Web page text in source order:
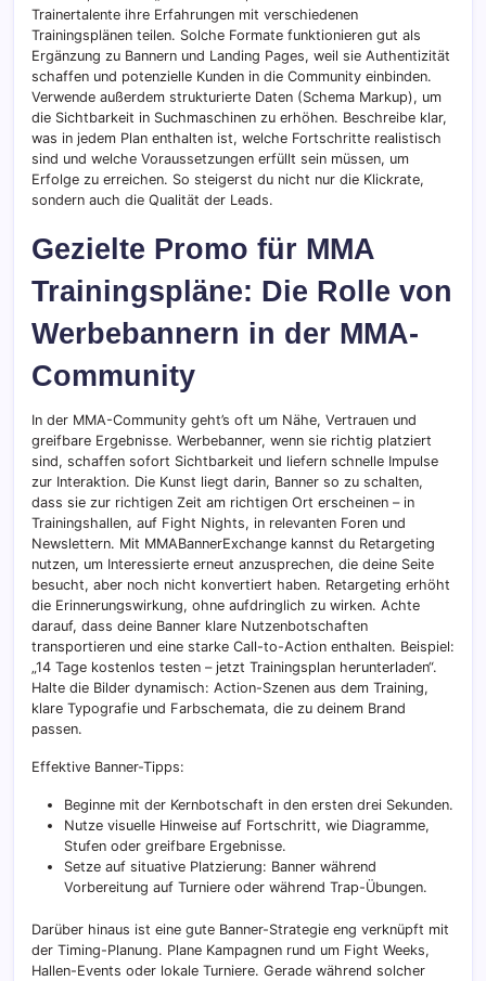
Trainertalente ihre Erfahrungen mit verschiedenen
Trainingsplänen teilen. Solche Formate funktionieren gut als
Ergänzung zu Bannern und Landing Pages, weil sie Authentizität
schaffen und potenzielle Kunden in die Community einbinden.
Verwende außerdem strukturierte Daten (Schema Markup), um
die Sichtbarkeit in Suchmaschinen zu erhöhen. Beschreibe klar,
was in jedem Plan enthalten ist, welche Fortschritte realistisch
sind und welche Voraussetzungen erfüllt sein müssen, um
Erfolge zu erreichen. So steigerst du nicht nur die Klickrate,
sondern auch die Qualität der Leads.
Gezielte Promo für MMA
Trainingspläne: Die Rolle von
Werbebannern in der MMA-
Community
In der MMA-Community geht’s oft um Nähe, Vertrauen und
greifbare Ergebnisse. Werbebanner, wenn sie richtig platziert
sind, schaffen sofort Sichtbarkeit und liefern schnelle Impulse
zur Interaktion. Die Kunst liegt darin, Banner so zu schalten,
dass sie zur richtigen Zeit am richtigen Ort erscheinen – in
Trainingshallen, auf Fight Nights, in relevanten Foren und
Newslettern. Mit MMABannerExchange kannst du Retargeting
nutzen, um Interessierte erneut anzusprechen, die deine Seite
besucht, aber noch nicht konvertiert haben. Retargeting erhöht
die Erinnerungswirkung, ohne aufdringlich zu wirken. Achte
darauf, dass deine Banner klare Nutzenbotschaften
transportieren und eine starke Call-to-Action enthalten. Beispiel:
„14 Tage kostenlos testen – jetzt Trainingsplan herunterladen“.
Halte die Bilder dynamisch: Action-Szenen aus dem Training,
klare Typografie und Farbschemata, die zu deinem Brand
passen.
Effektive Banner-Tipps:
Beginne mit der Kernbotschaft in den ersten drei Sekunden.
Nutze visuelle Hinweise auf Fortschritt, wie Diagramme,
Stufen oder greifbare Ergebnisse.
Setze auf situative Platzierung: Banner während
Vorbereitung auf Turniere oder während Trap-Übungen.
Darüber hinaus ist eine gute Banner-Strategie eng verknüpft mit
der Timing-Planung. Plane Kampagnen rund um Fight Weeks,
Hallen-Events oder lokale Turniere. Gerade während solcher